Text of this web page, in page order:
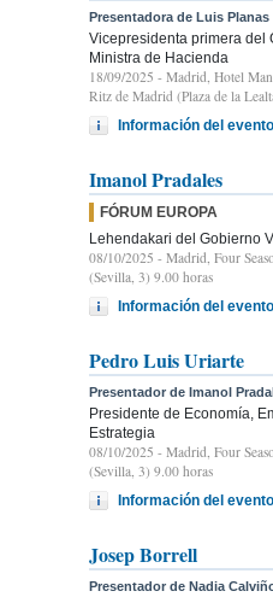
Presentadora de Luis Planas
Vicepresidenta primera del
Ministra de Hacienda
18/09/2025 - Madrid, Hotel
Ritz de Madrid (Plaza de la
Información del evento
Imanol Pradales
FÓRUM EUROPA
Lehendakari del Gobierno
08/10/2025 - Madrid, Four
(Sevilla, 3) 9.00 horas
Información del evento
Pedro Luis Uriarte
Presentador de Imanol
Presidente de Economía,
Estrategia
08/10/2025 - Madrid, Four
(Sevilla, 3) 9.00 horas
Información del evento
Josep Borrell
Presentador de Nadia